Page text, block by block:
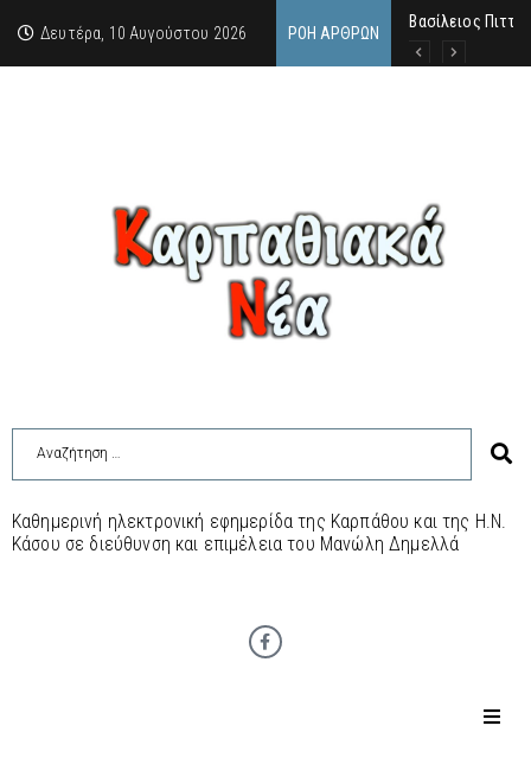
Δευτέρα, 10 Αυγούστου 2026 ΡΟΉ ΆΡΘΡΩΝ
Βασίλειος
Σαν σήμερα,
Μανόλης Μελάς:
Καθημερινή ηλεκτρονική εφημερίδα της Καρπάθου και της Η.Ν.
Κάσου σε διεύθυνση και επιμέλεια του Μανώλη Δημελλά